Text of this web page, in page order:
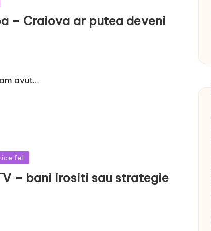
– Craiova ar putea deveni
avut…
fel
– bani irositi sau strategie